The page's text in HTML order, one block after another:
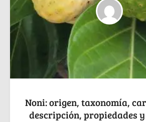
Noni: origen, taxonomía,
descripción, propiedades